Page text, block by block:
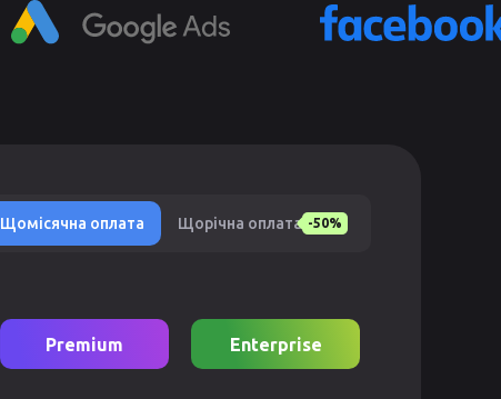
Щомісячна оплата Щорічна оплата -50%
Premium Enterprise